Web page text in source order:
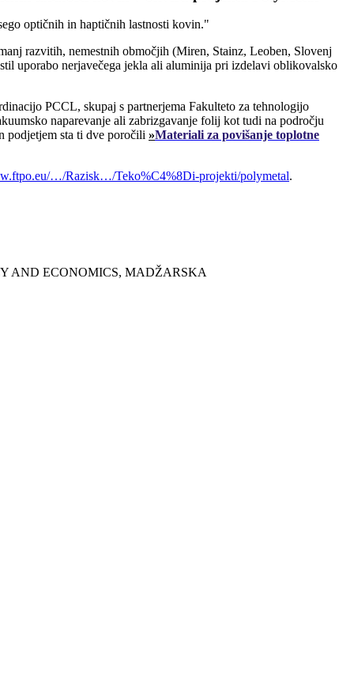
optičnih in haptičnih lastnosti kovin."
razvitih, nemestnih območjih (Miren, Stainz, Leoben, Slovenj
uporabo nerjavečega jekla ali aluminija pri izdelavi oblikovalsko
PCCL, skupaj s partnerjema Fakulteto za tehnologijo
naparevanje ali zabrizgavanje folij kot tudi na področju
podjetjem sta ti dve poročili »Materiali za povišanje toplotne
…/Razisk…/Teko%C4%8Di-projekti/polymetal.
AND ECONOMICS, MADŽARSKA